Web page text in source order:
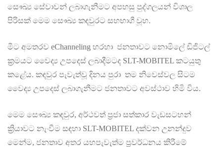
සෞඛ්‍ය සේවාවන් ලබාගැනීමට අපහසු පුද්ගලයන් විශාල
පිරිසක් මෙම සෞඛ්‍ය කඳවුරට සහභාගී වූහ.
මීට අමතරව eChanneling හරහා ජනතාවට නොමිලේ ඩිජිටල්
ක්‍රමයට වෛද්‍ය උපදෙස් ලබාදීමටද SLT-MOBITEL කටයුතු
කළේය. කඳවුර පැවැත්වූ දිනය පුරා තම නිවෙස්වල සිටම
වෛද්‍ය උපදෙස් ලබාගැනීමට ජනතාවට අවස්ථාව හිමි විය.
මෙම සෞඛ්‍ය කඳවුර, අර්ථවත් ප්‍රජා සත්කාර වැඩසටහන්
ක්‍රියාවට නැංවීම සඳහා SLT-MOBITEL දක්වන උනන්දුව
මෙන්ම, ජනතාව අතර යහපැවැත්ම ප්‍රවර්ධනය කිරීමේ